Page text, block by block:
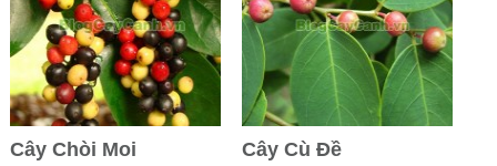
Cây Chòi Moi
Cây Cù Đề